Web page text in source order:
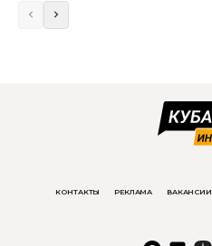
КОНТАКТЫ РЕКЛАМА ВАКАНСИИ